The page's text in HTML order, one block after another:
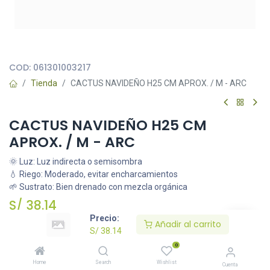
Precio:
S/38.14
Añadir al carrito
Home Search
0
Wishlist Cuenta
COD: 061301003217
Tienda CACTUS NAVIDEÑO H25 CM APROX. / M - ARC
CACTUS NAVIDEÑO H25 CM
APROX. / M - ARC
🌞 Luz: Luz indirecta o semisombra
💧 Riego: Moderado, evitar encharcamientos
🌱 Sustrato: Bien drenado con mezcla orgánica
S/ 38.14
Añadir al carrito